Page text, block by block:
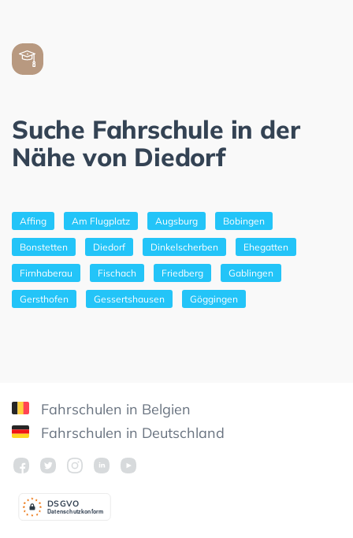
Suche Fahrschule in der
Nähe von Diedorf
Affing Am Flugplatz Augsburg Bobingen
Bonstetten Diedorf Dinkelscherben Ehegatten
Firnhaberau Fischach Friedberg Gablingen
Gersthofen Gessertshausen Göggingen
Fahrschulen in Belgien
Fahrschulen in Deutschland
Datenschutzkonform
DSGVO